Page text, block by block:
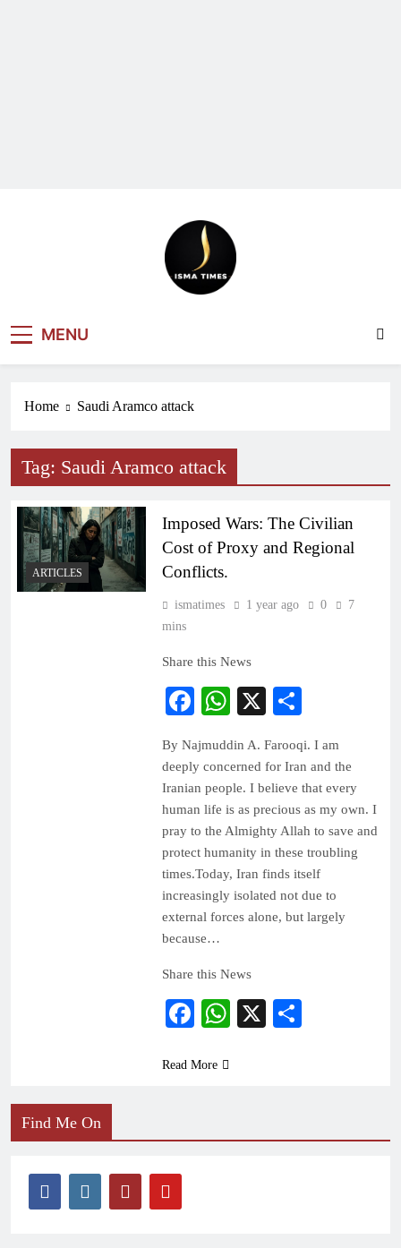
MENU
Home Saudi Aramco attack
Tag: Saudi Aramco attack
ARTICLES
Imposed Wars: The Civilian
Cost of Proxy and Regional
Conflicts.
ismatimes 1 year ago 0
7
mins
Share this News
Facebook
WhatsApp
X
By Najmuddin A. Farooqi. I am
deeply concerned for Iran and the
Iranian people. I believe that every
human life is as precious as my own. I
pray to the Almighty Allah to save and
protect humanity in these troubling
times.Today, Iran finds itself
increasingly isolated not due to
external forces alone, but largely
because…
Share this News
Facebook
WhatsApp
X
Read More
Find Me On